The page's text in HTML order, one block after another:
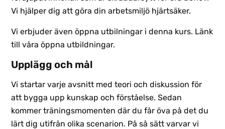
Vi hjälper dig att göra din arbetsmiljö hjärtsäker.
Vi erbjuder även öppna utbilningar i denna kurs. Länk
till våra öppna utbildningar.
Upplägg och mål
Vi startar varje avsnitt med teori och diskussion för
att bygga upp kunskap och förståelse. Sedan
kommer träningsmomenten där du får öva på det du
lärt dig utifrån olika scenarion. På så sätt varvar vi